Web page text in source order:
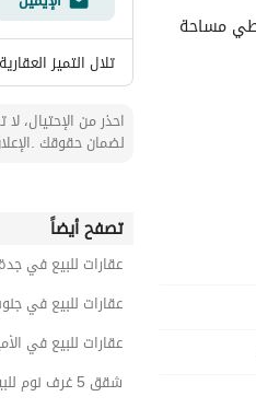
تلال التميز العقارية
احذر من الإحتيال،
لضمان حقوقك
تصفح أيضاً
عقارات للبيع في جدة
عقارات للبيع في
عقارات للبيع في
شقق 5 غرف نوم للبيع في جدة